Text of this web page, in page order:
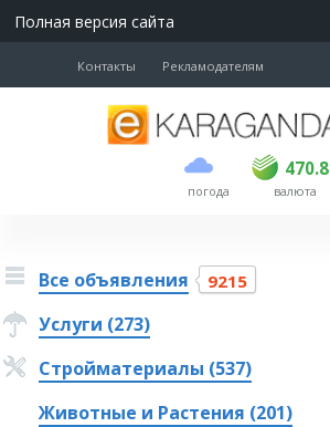
Полная версия сайта
Контакты Рекламодателям
погода
470.8
покупка
USD 468.5
EUR валюта
Все объявления 9215
Услуги (273)
Стройматериалы (537)
Животные и Растения (201)